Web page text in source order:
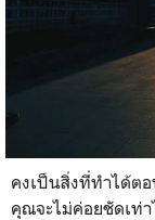
คงเป็นสิ่งที่ทำได้ต
คุณจะไม่ค่อยชัดเท่